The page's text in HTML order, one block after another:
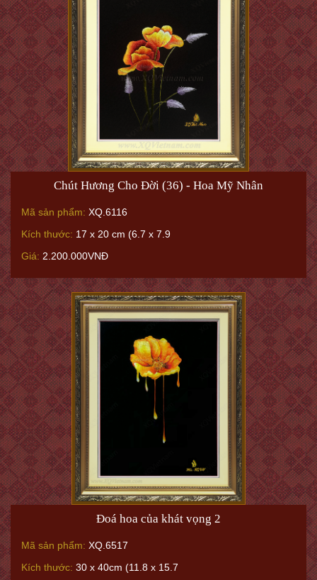
Chút Hương Cho Đời (36) - Hoa Mỹ Nhân
Mã sản phẩm: XQ.6116
Kích thước: 17 x 20 cm (6.7 x 7.9
Giá: 2.200.000VNĐ
Đoá hoa của khát vọng 2
Mã sản phẩm: XQ.6517
Kích thước: 30 x 40cm (11.8 x 15.7